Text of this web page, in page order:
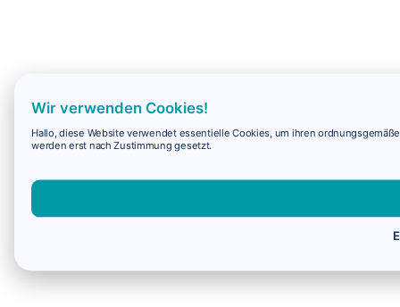
Wir verwenden Cookies!
Hallo, diese Website verwendet essentielle Cookies, um ihren
werden erst nach Zustimmung gesetzt.